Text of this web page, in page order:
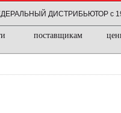
ДИСТРИБЬЮТОР с
поставщикам